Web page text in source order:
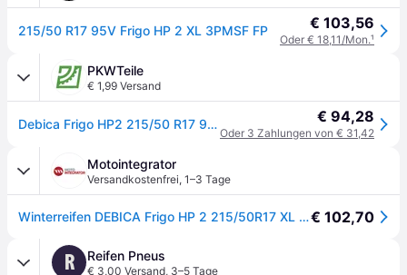
215/50 R17 95V Frigo HP 2 XL 3PMSF FP € 103,56
Oder € 18,11/Mon.¹
PKWTeile
€ 1,99 Versand
Debica Frigo HP2 215/50 R17 95V Reifen € 94,28
Oder 3 Zahlungen von € 31,42
Motointegrator
Versandkostenfrei, 1–3 Tage
Winterreifen DEBICA Frigo HP 2 215/50R17 XL 95V€ 102,70
R Reifen Pneus
€ 3,00 Versand, 3–5 Tage